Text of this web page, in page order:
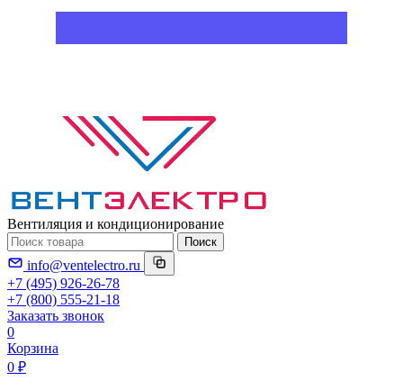
Вентиляция и кондиционирование
Поиск
info@ventelectro.ru
+7 (495) 926-26-78
+7 (800) 555-21-18
Заказать звонок
0
Корзина
0 ₽